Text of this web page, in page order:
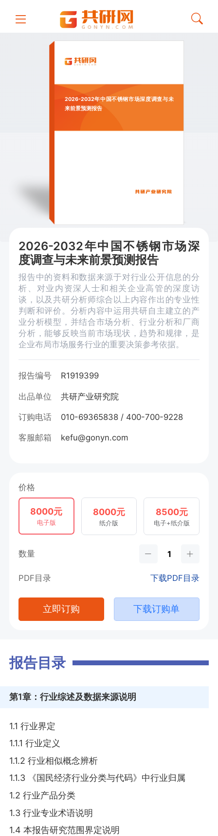
2026-2032年中国不锈钢市场深度调查与未
来前景预测报告
2026-2032年中国不锈钢市场深
度调查与未来前景预测报告
报告中的资料和数据来源于对行业公开信息的分
析、对业内资深人士和相关企业高管的深度访
谈，以及共研分析师综合以上内容作出的专业性
判断和评价。分析内容中运用共研自主建立的产
业分析模型，并结合市场分析、行业分析和厂商
分析，能够反映当前市场现状，趋势和规律，是
企业布局市场服务行业的重要决策参考依据。
报告编号 R1919399
出品单位 共研产业研究院
订购电话 010-69365838 / 400-700-9228
客服邮箱 kefu@gonyn.com
价格
8000元
电子版
8000元
纸介版
8500元
电子+纸介版
数量
PDF目录 下载PDF目录
立即订购 下载订购单
报告目录
第1章 ：行业综述及数据来源说明
1.1 行业界定
1.1.1 行业定义
1.1.2 行业相似概念辨析
1.1.3 《国民经济行业分类与代码》中行业归属
1.2 行业产品分类
1.3 行业专业术语说明
1.4 本报告研究范围界定说明